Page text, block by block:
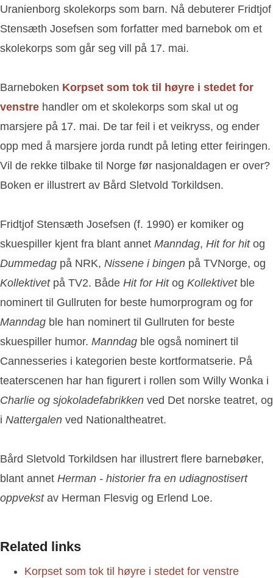
Uranienborg skolekorps som barn. Nå debuterer Fridtjof
Stensæth Josefsen som forfatter med barnebok om et
skolekorps som går seg vill på 17. mai.
Barneboken Korpset som tok til høyre i stedet for
venstre handler om et skolekorps som skal ut og
marsjere på 17. mai. De tar feil i et veikryss, og ender
opp med å marsjere jorda rundt på leting etter feiringen.
Vil de rekke tilbake til Norge før nasjonaldagen er over?
Boken er illustrert av Bård Sletvold Torkildsen.
Fridtjof Stensæth Josefsen (f. 1990) er komiker og
skuespiller kjent fra blant annet Manndag, Hit for hitog
Dummedag på NRK, Nissene i bingen på TVNorge, og
Kollektivet på TV2. Både Hit for Hitog Kollektivetble
nominert til Gullruten for beste humorprogram og for
Manndag ble han nominert til Gullruten for beste
skuespiller humor. Manndag ble også nominert til
Cannesseries i kategorien beste kortformatserie. På
teaterscenen har han figurert i rollen som Willy Wonka i
Charlie og sjokoladefabrikken ved Det norske teatret, og
i Nattergalen ved Nationaltheatret.
Bård Sletvold Torkildsen har illustrert flere barnebøker,
blant annet Herman - historier fra en udiagnostisert
oppvekstav Herman Flesvig og Erlend Loe.
Related links
Korpset som tok til høyre i stedet for venstre